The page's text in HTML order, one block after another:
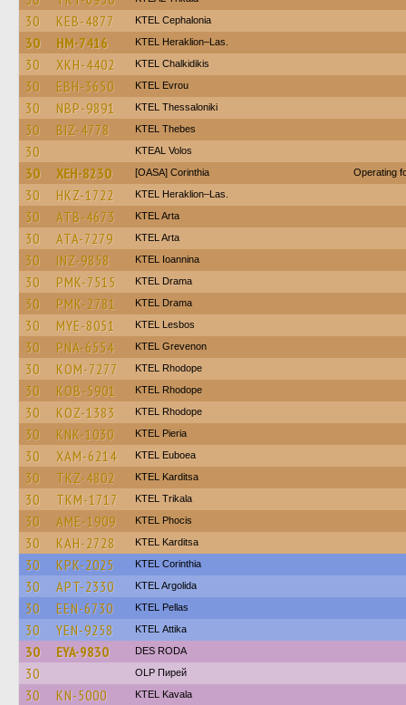
30 KEB-4877 KTEL Cephalonia
30 HM-7416 KTEL Heraklion–Las.
30 XKH-4402 ΚΤΕL Chalkidikis
30 EBH-3650 KTEL Evrou
30 NBP-9891 KTEL Thessaloniki
30 BIZ-4778 KTEL Thebes
30 KTEAL Volos
30 XEH-8230 [OASA] Corinthia Operating
30 HKZ-1722 KTEL Heraklion–Las.
30 ATB-4673 KTEL Arta
30 ATA-7279 KTEL Arta
30 INZ-9858 KTEL Ioannina
30 PMK-7515 KTEL Drama
30 PMK-2781 KTEL Drama
30 MYE-8051 KTEL Lesbos
30 PNA-6554 ΚΤΕL Grevenon
30 KOM-7277 KTEL Rhodope
30 KOB-5901 KTEL Rhodope
30 KOZ-1383 KTEL Rhodope
30 KNK-1030 KTEL Pieria
30 XAM-6214 ΚΤΕL Euboea
30 TKZ-4802 ΚΤΕL Karditsa
30 TKM-1717 ΚΤΕL Τrikala
30 AME-1909 ΚΤΕL Phocis
30 KAH-2728 ΚΤΕL Karditsa
30 KPK-2025 KTEL Corinthia
30 APT-2330 KTEL Argolida
30 EEN-6730 KTEL Pellas
30 YEN-9258 KΤΕL Αttika
30 EYA-9830 DES RODA
30 OLP Пирей
30 KN-5000 KTEL Kavala